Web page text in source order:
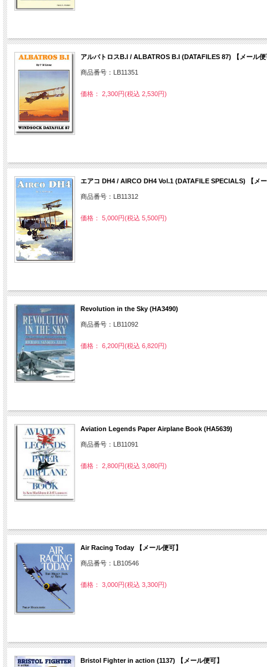
アルバトロスB.I / ALBATROS B.I (DATAFILES 87) 【メール便
商品番号：LB11351
価格： 2,300円(税込 2,530円)
エアコ DH4 / AIRCO DH4 Vol.1 (DATAFILE SPECIALS) 【メー
商品番号：LB11312
価格： 5,000円(税込 5,500円)
Revolution in the Sky (HA3490)
商品番号：LB11092
価格： 6,200円(税込 6,820円)
Aviation Legends Paper Airplane Book (HA5639)
商品番号：LB11091
価格： 2,800円(税込 3,080円)
Air Racing Today 【メール便可】
商品番号：LB10546
価格： 3,000円(税込 3,300円)
Bristol Fighter in action (1137) 【メール便可】